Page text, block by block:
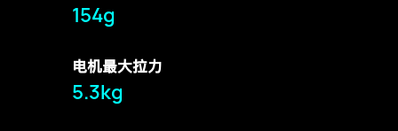
154g
电机最大拉力
5.3kg